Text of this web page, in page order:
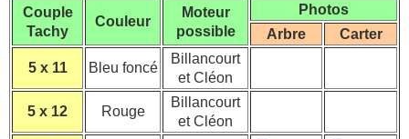
Couple
Tachy
Couleur
Moteur
possible
Photos
Arbre
Carter
5 x 11 Bleu foncé
Billancourt
et Cléon
5 x 12 Rouge
Billancourt
et Cléon